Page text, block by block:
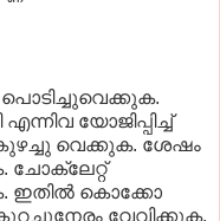
യോജിപ്പിച്ച്
വെക്കുക. ശേഷം
ചോക്ലേറ്റ്
ഇതില്‍ കൊക്കോ
വേവിക്കുക.